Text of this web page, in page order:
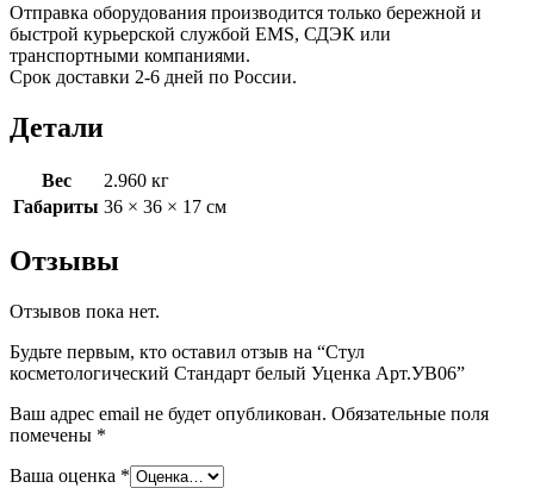
Отправка оборудования производится только бережной и
быстрой курьерской службой EMS, СДЭК или
транспортными компаниями.
Срок доставки 2-6 дней по России.
Детали
Вес
2.960 кг
Габариты 36 × 36 × 17 см
Отзывы
Отзывов пока нет.
Будьте первым, кто оставил отзыв на “Стул
косметологический Стандарт белый Уценка Арт.УВ06”
Ваш адрес email не будет опубликован. Обязательные поля
помечены *
Ваша оценка *